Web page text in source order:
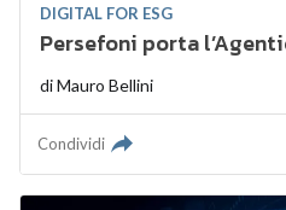
DIGITAL FOR ESG
Persefoni porta
diMauro Bellini
Condividi